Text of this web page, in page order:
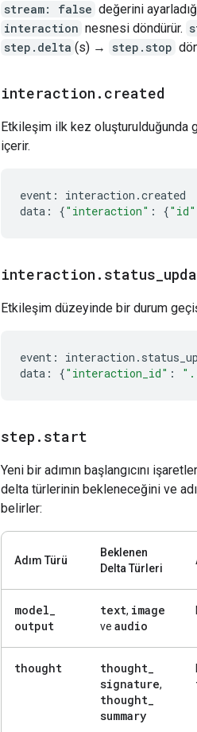
stream: false değerini
interaction nesnesi döndürür.
step.delta (s) → step.stop
interaction . created
Etkileşim ilk kez oluşturulduğunda
içerir.
event : interaction .created
data : {"interaction" : {"id"
interaction . status
Etkileşim düzeyinde bir durum
event : interaction .
data : {"interaction_id" :
step . start
Yeni bir adımın başlangıcını
delta türlerinin bekleneceğini ve
belirler:
Adım Türü
Beklenen
Delta Türleri
model_
output
text, image
ve audio
thought thought_
signature,
thought_
summary